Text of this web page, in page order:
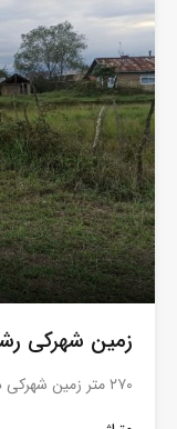
زمین شهرکی
۲۷۰ متر زمین شهرکی دور دیوار بر جاده اصلی داخل…